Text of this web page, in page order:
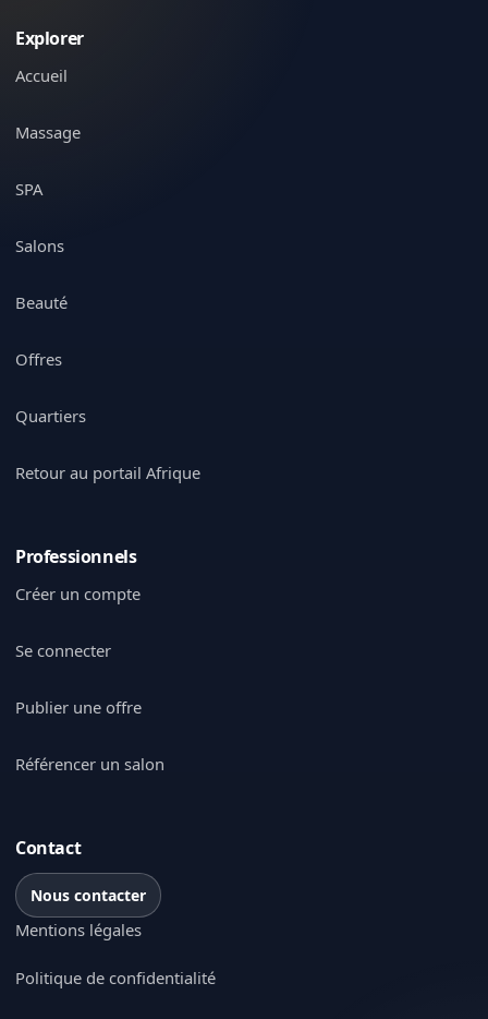
Explorer
Accueil
Massage
SPA
Salons
Beauté
Offres
Quartiers
Retour au portail Afrique
Professionnels
Créer un compte
Se connecter
Publier une offre
Référencer un salon
Contact
Nous contacter
Mentions légales
Politique de confidentialité